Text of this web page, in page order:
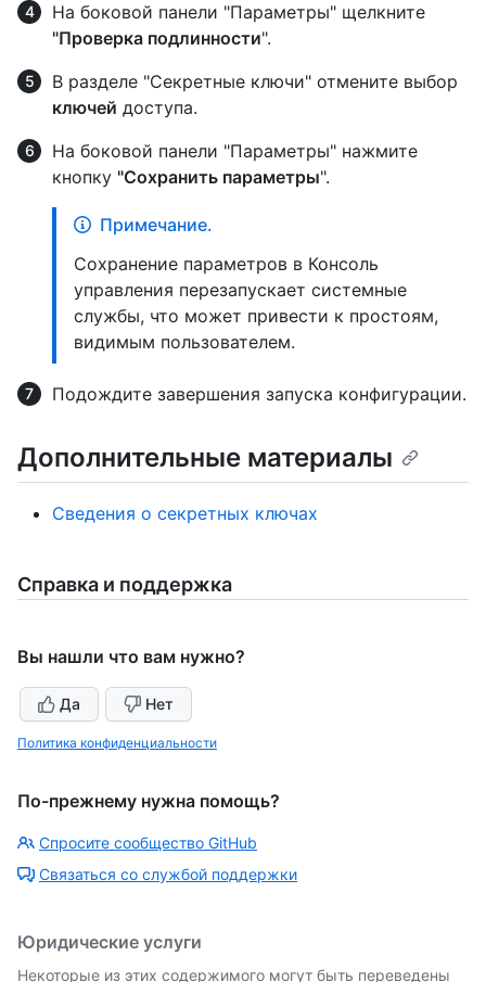
На боковой панели "Параметры" щелкните
"Проверка подлинности".
В разделе "Секретные ключи" отмените выбор
ключей доступа.
На боковой панели "Параметры" нажмите
кнопку "Сохранить параметры".
Примечание.
Сохранение параметров в Консоль
управления перезапускает системные
службы, что может привести к простоям,
видимым пользователем.
Подождите завершения запуска конфигурации.
Дополнительные материалы
Сведения о секретных ключах
Справка и поддержка
Вы нашли что вам нужно?
Да Нет
Политика конфиденциальности
По-прежнему нужна помощь?
Спросите сообщество GitHub
Связаться со службой поддержки
Юридические услуги
Некоторые из этих содержимого могут быть переведены